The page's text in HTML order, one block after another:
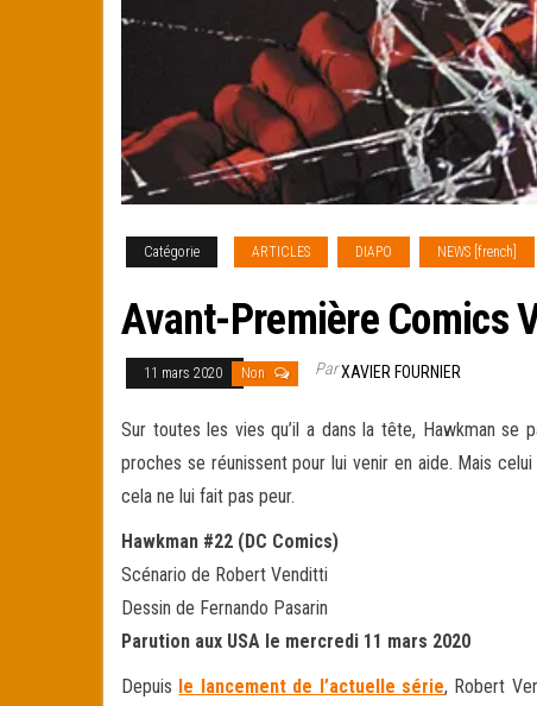
Catégorie ARTICLES DIAPO NEWS [french]
Avant-Première Comics
11 mars 2020 Non ParXAVIER FOURNIER
Sur toutes les vies qu’il a dans la tête, Hawkman
proches se réunissent pour lui venir en aide. Mais
cela ne lui fait pas peur.
Hawkman #22 (DC Comics)
Scénario de Robert Venditti
Dessin de Fernando Pasarin
Parution aux USA le mercredi 11 mars 2020
Depuis le lancement de l’actuelle série, Robert